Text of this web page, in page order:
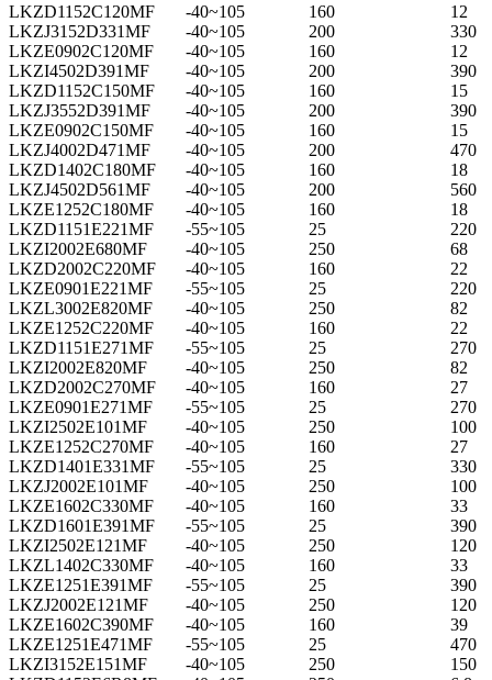
LKZD1152C120MF
-40~105 160
12
LKZJ3152D331MF
-40~105 200
330
LKZE0902C120MF
-40~105 160
12
LKZI4502D391MF
-40~105 200
390
LKZD1152C150MF
-40~105 160
15
LKZJ3552D391MF
-40~105 200
390
LKZE0902C150MF
-40~105 160
15
LKZJ4002D471MF
-40~105 200
470
LKZD1402C180MF
-40~105 160
18
LKZJ4502D561MF
-40~105 200
560
LKZE1252C180MF
-40~105 160
18
LKZD1151E221MF
-55~105 25
220
LKZI2002E680MF
-40~105 250
68
LKZD2002C220MF
-40~105 160
22
LKZE0901E221MF
-55~105 25
220
LKZL3002E820MF
-40~105 250
82
LKZE1252C220MF
-40~105 160
22
LKZD1151E271MF
-55~105 25
270
LKZI2002E820MF
-40~105 250
82
LKZD2002C270MF
-40~105 160
27
LKZE0901E271MF
-55~105 25
270
LKZI2502E101MF
-40~105 250
100
LKZE1252C270MF
-40~105 160
27
LKZD1401E331MF
-55~105 25
330
LKZJ2002E101MF
-40~105 250
100
LKZE1602C330MF
-40~105 160
33
LKZD1601E391MF
-55~105 25
390
LKZI2502E121MF
-40~105 250
120
LKZL1402C330MF
-40~105 160
33
LKZE1251E391MF
-55~105 25
390
LKZJ2002E121MF
-40~105 250
120
LKZE1602C390MF
-40~105 160
39
LKZE1251E471MF
-55~105 25
470
LKZI3152E151MF
-40~105 250
150